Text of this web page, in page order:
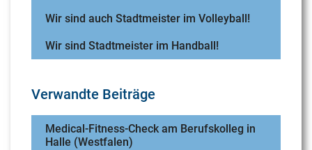
Wir sind auch Stadtmeister im Volleyball!
Wir sind Stadtmeister im Handball!
Verwandte Beiträge
Medical-Fitness-Check am Berufskolleg in
Halle (Westfalen)